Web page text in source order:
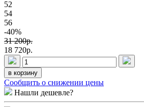
52
54
56
-40%
31 200p.
18 720p.
в корзину
Сообщить о снижении цены
Нашли дешевле?